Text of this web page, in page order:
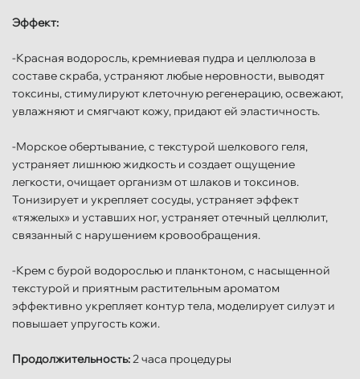
Эффект:
-Красная водоросль, кремниевая пудра и целлюлоза в
составе скраба, устраняют любые неровности, выводят
токсины, стимулируют клеточную регенерацию, освежают,
увлажняют и смягчают кожу, придают ей эластичность.
-Морское обертывание, с текстурой шелкового геля,
устраняет лишнюю жидкость и создает ощущение
легкости, очищает организм от шлаков и токсинов.
Тонизирует и укрепляет сосуды, устраняет эффект
«тяжелых» и уставших ног, устраняет отечный целлюлит,
связанный с нарушением кровообращения.
-Крем с бурой водорослью и планктоном, с насыщенной
текстурой и приятным растительным ароматом
эффективно укрепляет контур тела, моделирует силуэт и
повышает упругость кожи.
Продолжительность:2 часа процедуры